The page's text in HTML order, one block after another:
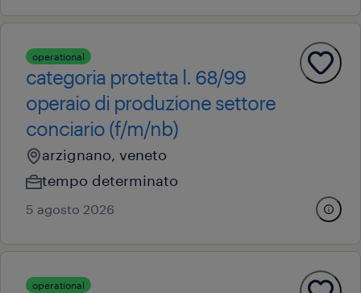
operational
categoria protetta l. 68/99
operaio di produzione settore
conciario (f/m/nb)
arzignano, veneto
tempo determinato
5 agosto 2026
operational